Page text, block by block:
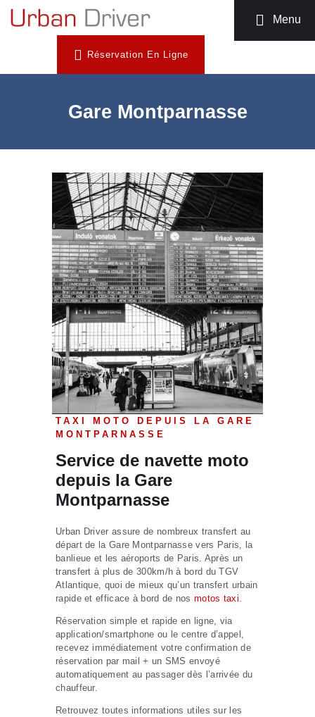
Menu
Réservation En Ligne
Gare Montparnasse
MOTO TAXI
TÉLÉCHARGEZ
L’APP
CHAUFFEUR
CONTACTER
TAXI MOTO DEPUIS LA GARE
MONTPARNASSE
Service de navette moto
depuis la Gare
Montparnasse
Urban Driver assure de nombreux transfert au
départ de la Gare Montparnasse vers Paris, la
banlieue et les aéroports de Paris. Après un
transfert à plus de 300km/h à bord du TGV
Atlantique, quoi de mieux qu’un transfert urbain
rapide et efficace à bord de nos motos taxi
Réservation simple et rapide en ligne, via
application/smartphone ou le centre d’appel,
recevez immédiatement votre confirmation de
réservation par mail + un SMS envoyé
automatiquement au passager dès l’arrivée du
chauffeur.
Retrouvez toutes informations utiles sur les